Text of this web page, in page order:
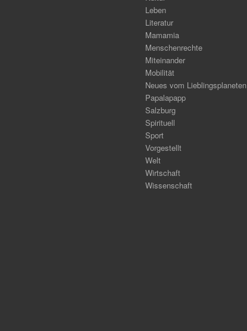
Leben
Literatur
Mamamia
Menschenrechte
Miteinander
Mobilität
Neues vom Lieblingsplaneten
Papalapapp
Salzburg
Spirituell
Sport
Vorgestellt
Welt
Wirtschaft
Wissenschaft